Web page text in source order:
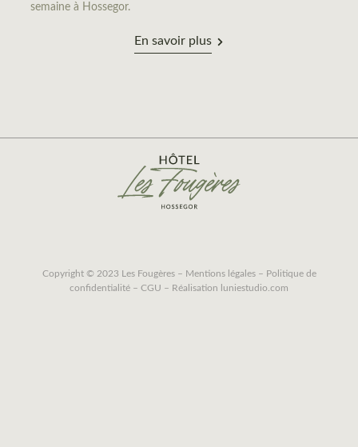
semaine à Hossegor.
En savoir plus
Copyright © 2023 Les Fougères – Mentions légales– Politique de
confidentialité – CGU – Réalisation luniestudio.com